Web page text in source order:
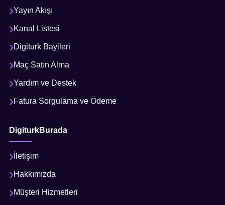
Yayın Akışı
Kanal Listesi
Digiturk Bayileri
Maç Satın Alma
Yardım ve Destek
Fatura Sorgulama ve Ödeme
DigiturkBurada
İletişim
Hakkımızda
Müşteri Hizmetleri